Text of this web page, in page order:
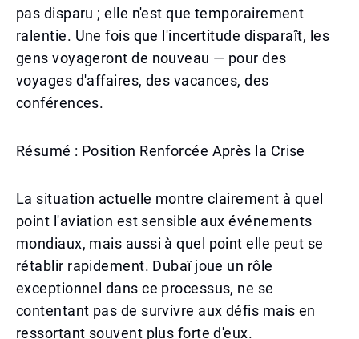
pas disparu ; elle n'est que temporairement
ralentie. Une fois que l'incertitude disparaît, les
gens voyageront de nouveau — pour des
voyages d'affaires, des vacances, des
conférences.
Résumé : Position Renforcée Après la Crise
La situation actuelle montre clairement à quel
point l'aviation est sensible aux événements
mondiaux, mais aussi à quel point elle peut se
rétablir rapidement. Dubaï joue un rôle
exceptionnel dans ce processus, ne se
contentant pas de survivre aux défis mais en
ressortant souvent plus forte d'eux.